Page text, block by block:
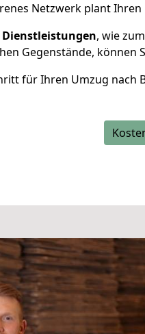
Netzwerk plant
, wie
Gegenstände, können
für Ihren Umzug nach